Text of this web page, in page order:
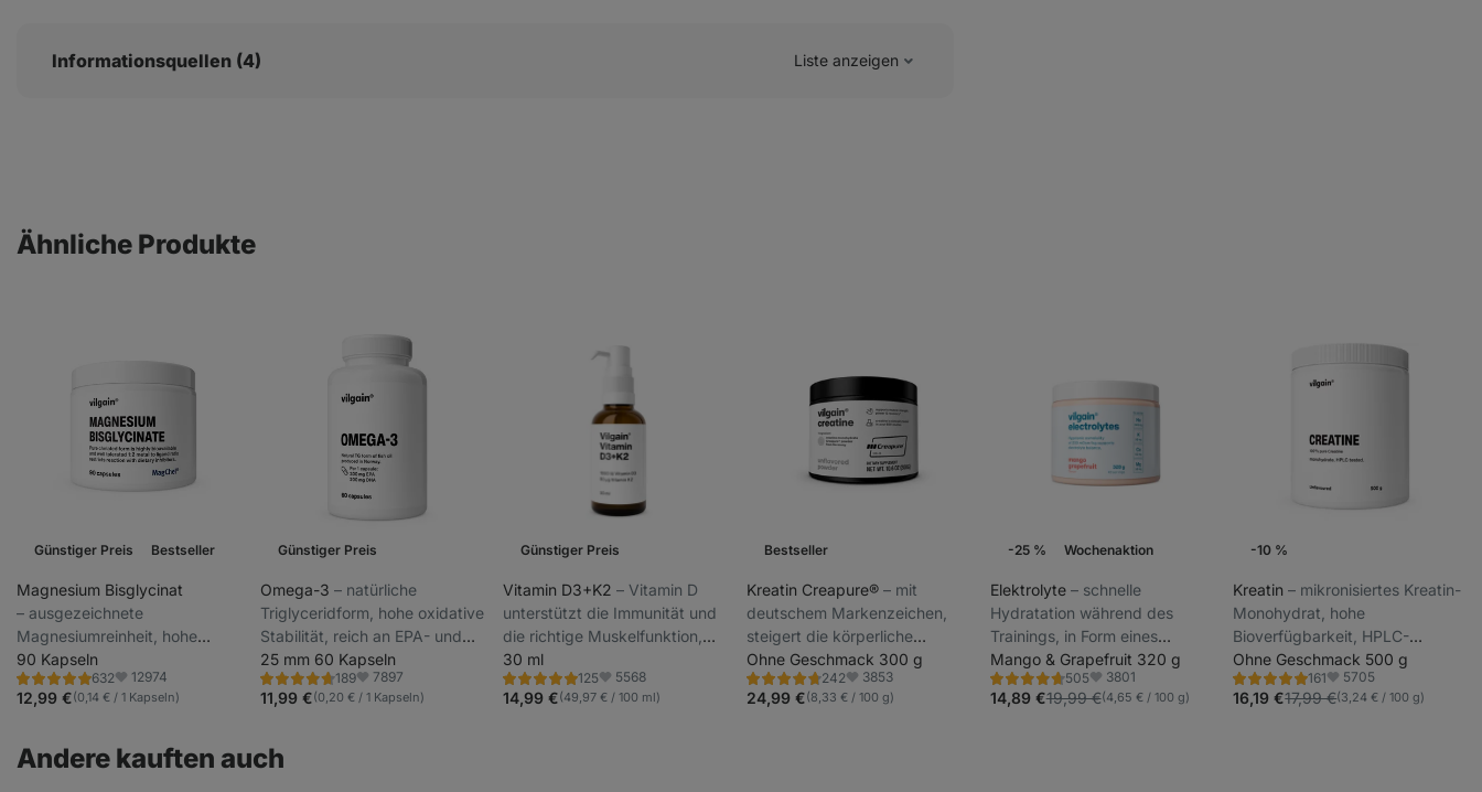
Informationsquellen (4) Liste anzeigen
Ähnliche Produkte
Günstiger Preis Bestseller
Magnesium Bisglycinat
⁠–⁠ ausgezeichnete
Magnesiumreinheit, hohe
Bioverfügbarkeit, trägt zur
normalen Funktion der Muskeln
und des Nervensystems bei,
90 Kapseln
632
Bewertung
4.9/5,
632
Favoriten
12974
12,99 €(0,14 € / 1 Kapseln)
Günstiger Preis
Omega-3 ⁠–⁠ natürliche
Triglyceridform, hohe oxidative
Stabilität, reich an EPA- und
DHA-ungesättigten Fettsäuren,
Nahrungsergänzungsmittel
25 mm 60 Kapseln
189
Bewertung
4.7/5,
189
Favoriten
7897
11,99 €(0,20 € / 1 Kapseln)
Günstiger Preis
Vitamin D3+K2⁠–⁠ Vitamin D
unterstützt die Immunität und
die richtige Muskelfunktion,
Vitamin K unterstützt die
richtige Knochenfunktion, 150
Dosen pro Packung, hohe
30 ml
125
Bewertung
4.9/5,
125
Favoriten
5568
14,99 €(49,97 € / 100 ml)
Bestseller
Kreatin Creapure® ⁠–⁠ mit
deutschem Markenzeichen,
steigert die körperliche
Leistungsfähigkeit bei
aufeinanderfolgenden kurzen
Intervallen,
Ohne Geschmack 300 g
242
Bewertung
4.6/5,
242
Favoriten
3853
24,99 €(8,33 € / 100 g)
-25 % Wochenaktion
Elektrolyte ⁠–⁠ schnelle
Hydratation während des
Trainings, in Form eines
löslichen Pulvers mit fruchtigem
Geschmack,
Nahrungsergänzungsmittel
Mango & Grapefruit 320 g
505
Bewertung
4.7/5,
505
Favoriten
3801
14,89 €19,99 €(4,65 € / 100 g)
-10 %
Kreatin⁠–⁠ mikronisiertes Kreatin-
Monohydrat, hohe
Bioverfügbarkeit, HPLC-
getestet, Unterstützung von
Kraft und Leistung,
Nahrungsergänzungsmittel
Ohne Geschmack 500 g
161
Bewertung
4.8/5,
161
Favoriten
5705
16,19 €17,99 €(3,24 € / 100 g)
Andere kauften auch